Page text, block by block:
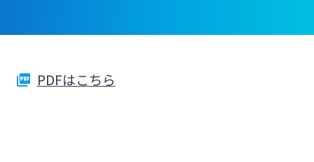
ログオン
法人向けインターネットバンキング
PDFはこちら